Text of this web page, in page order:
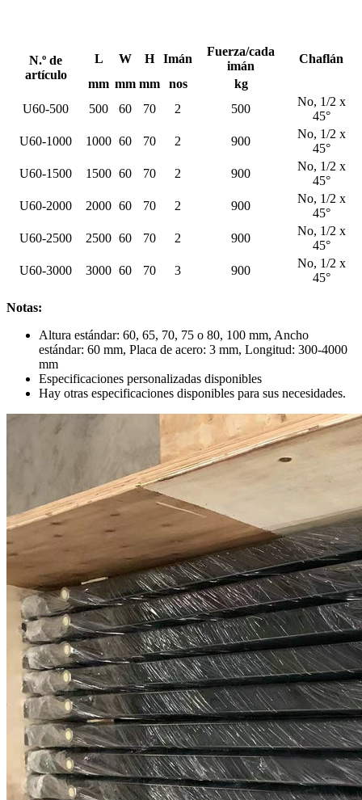
N.º de
artículo
L W H Imán
Fuerza/cada
imán
Chaflán
mm mm mm nos
kg
U60-500
500 60 70 2 500
No, 1/2 x
45°
U60-1000
1000 60 70 2 900
No, 1/2 x
45°
U60-1500
1500 60 70 2 900
No, 1/2 x
45°
U60-2000
2000 60 70 2 900
No, 1/2 x
45°
U60-2500
2500 60 70 2 900
No, 1/2 x
45°
U60-3000
3000 60 70 3 900
No, 1/2 x
45°
Notas:
Altura estándar: 60, 65, 70, 75 o 80, 100 mm, Ancho
estándar: 60 mm, Placa de acero: 3 mm, Longitud: 300-4000
mm
Especificaciones personalizadas disponibles
Hay otras especificaciones disponibles para sus necesidades.